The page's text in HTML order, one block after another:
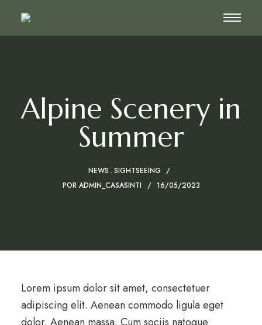
Alpine Scenery in
Summer
NEWS SIGHTSEEING
POR ADMIN_CASASINTI 16/05/2023
Lorem ipsum dolor sit amet, consectetuer
adipiscing elit. Aenean commodo ligula eget